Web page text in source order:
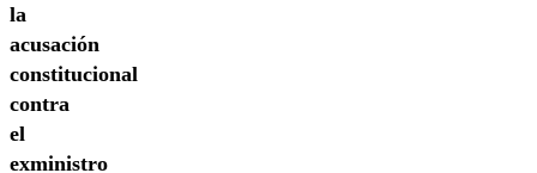
la
acusación
constitucional
contra
el
exministro